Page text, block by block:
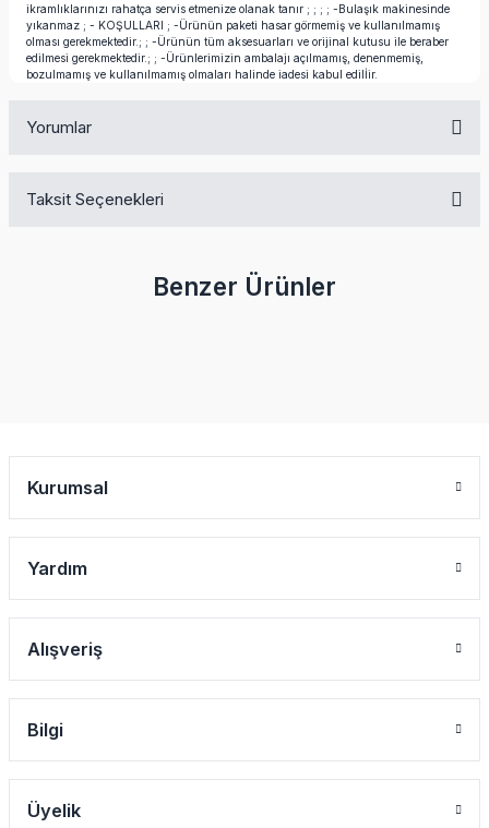
ikramlıklarınızı rahatça servis etmenize olanak tanır ; ; ; ; -Bulaşık makinesinde
yıkanmaz ; - KOŞULLARI ; -Ürünün paketi hasar görmemiş ve kullanılmamış
olması gerekmektedir.; ; -Ürünün tüm aksesuarları ve orijinal kutusu ile beraber
edilmesi gerekmektedir.; ; -Ürünlerimizin ambalajı açılmamış, denenmemiş,
bozulmamış ve kullanılmamış olmaları halinde iadesi kabul edilİir.
Yorumlar
Yorum Yaz
Taksit Seçenekleri
Benzer Ürünler
Kurumsal
Yardım
Alışveriş
Bilgi
Üyelik